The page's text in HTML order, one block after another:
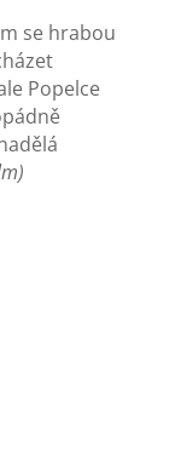
se hrabou
Popelce